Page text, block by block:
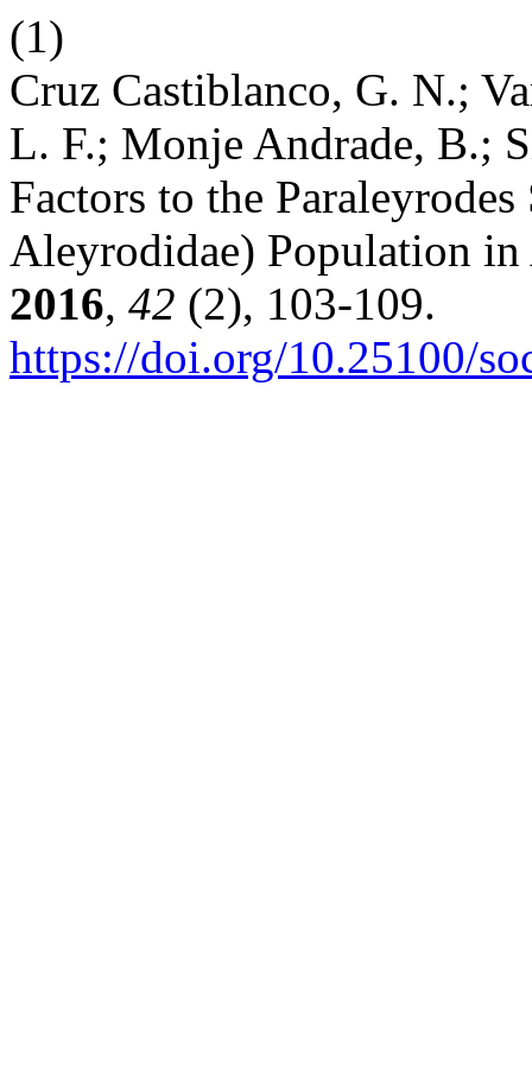
(1)
Cruz Castiblanco, G. N.;
L. F.; Monje Andrade, B.;
Factors to the
Aleyrodidae) Population
2016, 42 (2), 103-109.
https://doi.org/10.25100/